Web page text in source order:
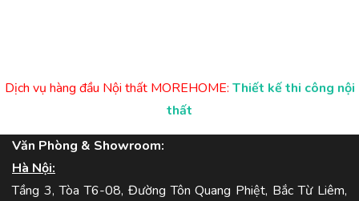
Dịch vụ hàng đầu Nội thất MOREHOME: Thiết kế thi công nội
thất
Văn Phòng & Showroom:
Hà Nội:
Tầng 3, Tòa T6-08, Đường Tôn Quang Phiệt, Bắc Từ Liêm,